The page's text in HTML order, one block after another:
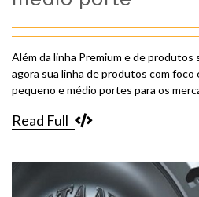
Além da linha Premium e de produtos
agora sua linha de produtos com
pequeno e médio portes para os
Read Full